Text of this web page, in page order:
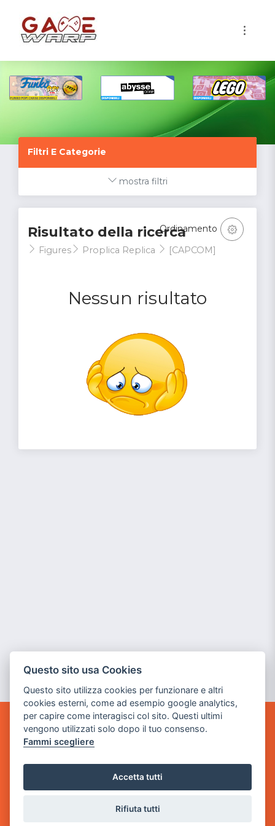
Filtri E Categorie
mostra filtri
Risultato della ricerca
Figures Proplica Replica [CAPCOM]
Nessun risultato
Ordinamento
GAME WARP
BY POWER GAME SRL
via Villaggio dei Platani, 3
Questo sito usa Cookies
Questo sito utilizza cookies per funzionare e altri
cookies esterni, come ad esempio google analytics,
per capire come interagisci col sito. Questi ultimi
vengono utilizzati solo dopo il tuo consenso.
Fammi scegliere
Accetta tutti
Rifiuta tutti